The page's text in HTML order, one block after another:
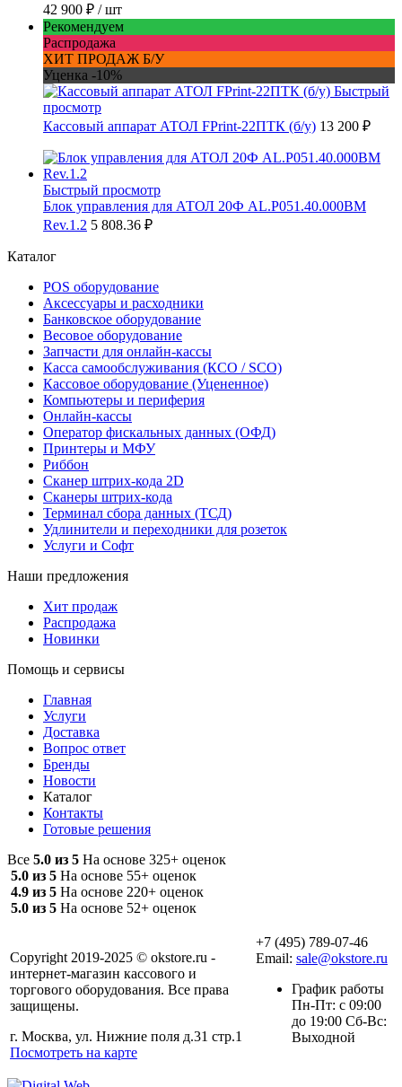
42 900 ₽ / шт
Рекомендуем
Распродажа
ХИТ ПРОДАЖ Б/У
Уценка -10%
Быстрый
просмотр
Кассовый аппарат АТОЛ FPrint-22ПТК (б/у) 13 200 ₽
Быстрый просмотр
Блок управления для АТОЛ 20Ф AL.P051.40.000BM
Rev.1.2 5 808.36 ₽
Каталог
POS оборудование
Аксессуары и расходники
Банковское оборудование
Весовое оборудование
Запчасти для онлайн-кассы
Касса самообслуживания (КСО / SCO)
Кассовое оборудование (Уцененное)
Компьютеры и периферия
Онлайн-кассы
Оператор фискальных данных (ОФД)
Принтеры и МФУ
Риббон
Сканер штрих-кода 2D
Сканеры штрих-кода
Терминал сбора данных (ТСД)
Удлинители и переходники для розеток
Услуги и Софт
Наши предложения
Хит продаж
Распродажа
Новинки
Помощь и сервисы
Главная
Услуги
Доставка
Вопрос ответ
Бренды
Новости
Каталог
Контакты
Готовые решения
Все 5.0 из 5 На основе 325+ оценок
5.0 из 5 На основе 55+ оценок
4.9 из 5 На основе 220+ оценок
5.0 из 5 На основе 52+ оценок
Copyright 2019-2025 © okstore.ru -
интернет-магазин кассового и
торгового оборудования. Все права
защищены.
г. Москва, ул. Нижние поля д.31 стр.1
Посмотреть на карте
+7 (495) 789-07-46
Email: sale@okstore.ru
График работы
Пн-Пт: с 09:00
до 19:00 Сб-Вс:
Выходной